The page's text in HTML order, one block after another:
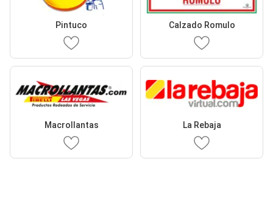
Pintuco Calzado Romulo
Macrollantas La Rebaja